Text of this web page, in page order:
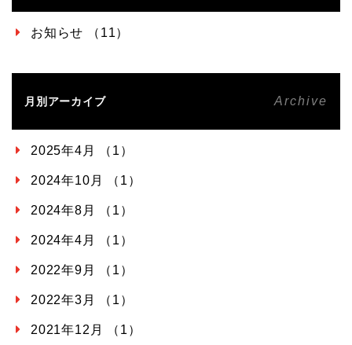
お知らせ （11）
月別アーカイブ Archive
2025年4月 （1）
2024年10月 （1）
2024年8月 （1）
2024年4月 （1）
2022年9月 （1）
2022年3月 （1）
2021年12月 （1）